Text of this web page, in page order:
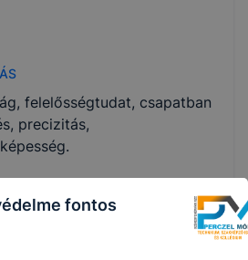
felelősségtudat, csapatban
precizitás,
RENDELKEZŐ
tanulmányoz és
fontos